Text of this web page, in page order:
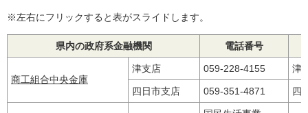
※左右にフリックすると表がスライドします。
県内の政府系金融機関 電話番号
商工組合中央金庫
津支店 059-228-4155 津
四日市支店 059-351-4871 四